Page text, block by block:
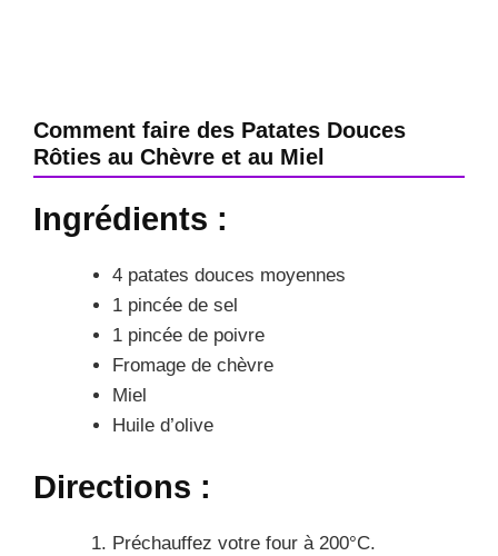
Comment faire des Patates Douces
Rôties au Chèvre et au Miel
Ingrédients :
4 patates douces moyennes
1 pincée de sel
1 pincée de poivre
Fromage de chèvre
Miel
Huile d’olive
Directions :
Préchauffez votre four à 200°C.